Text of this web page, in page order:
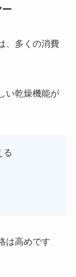
、多くの消費
い乾燥機能が
る
は高めです